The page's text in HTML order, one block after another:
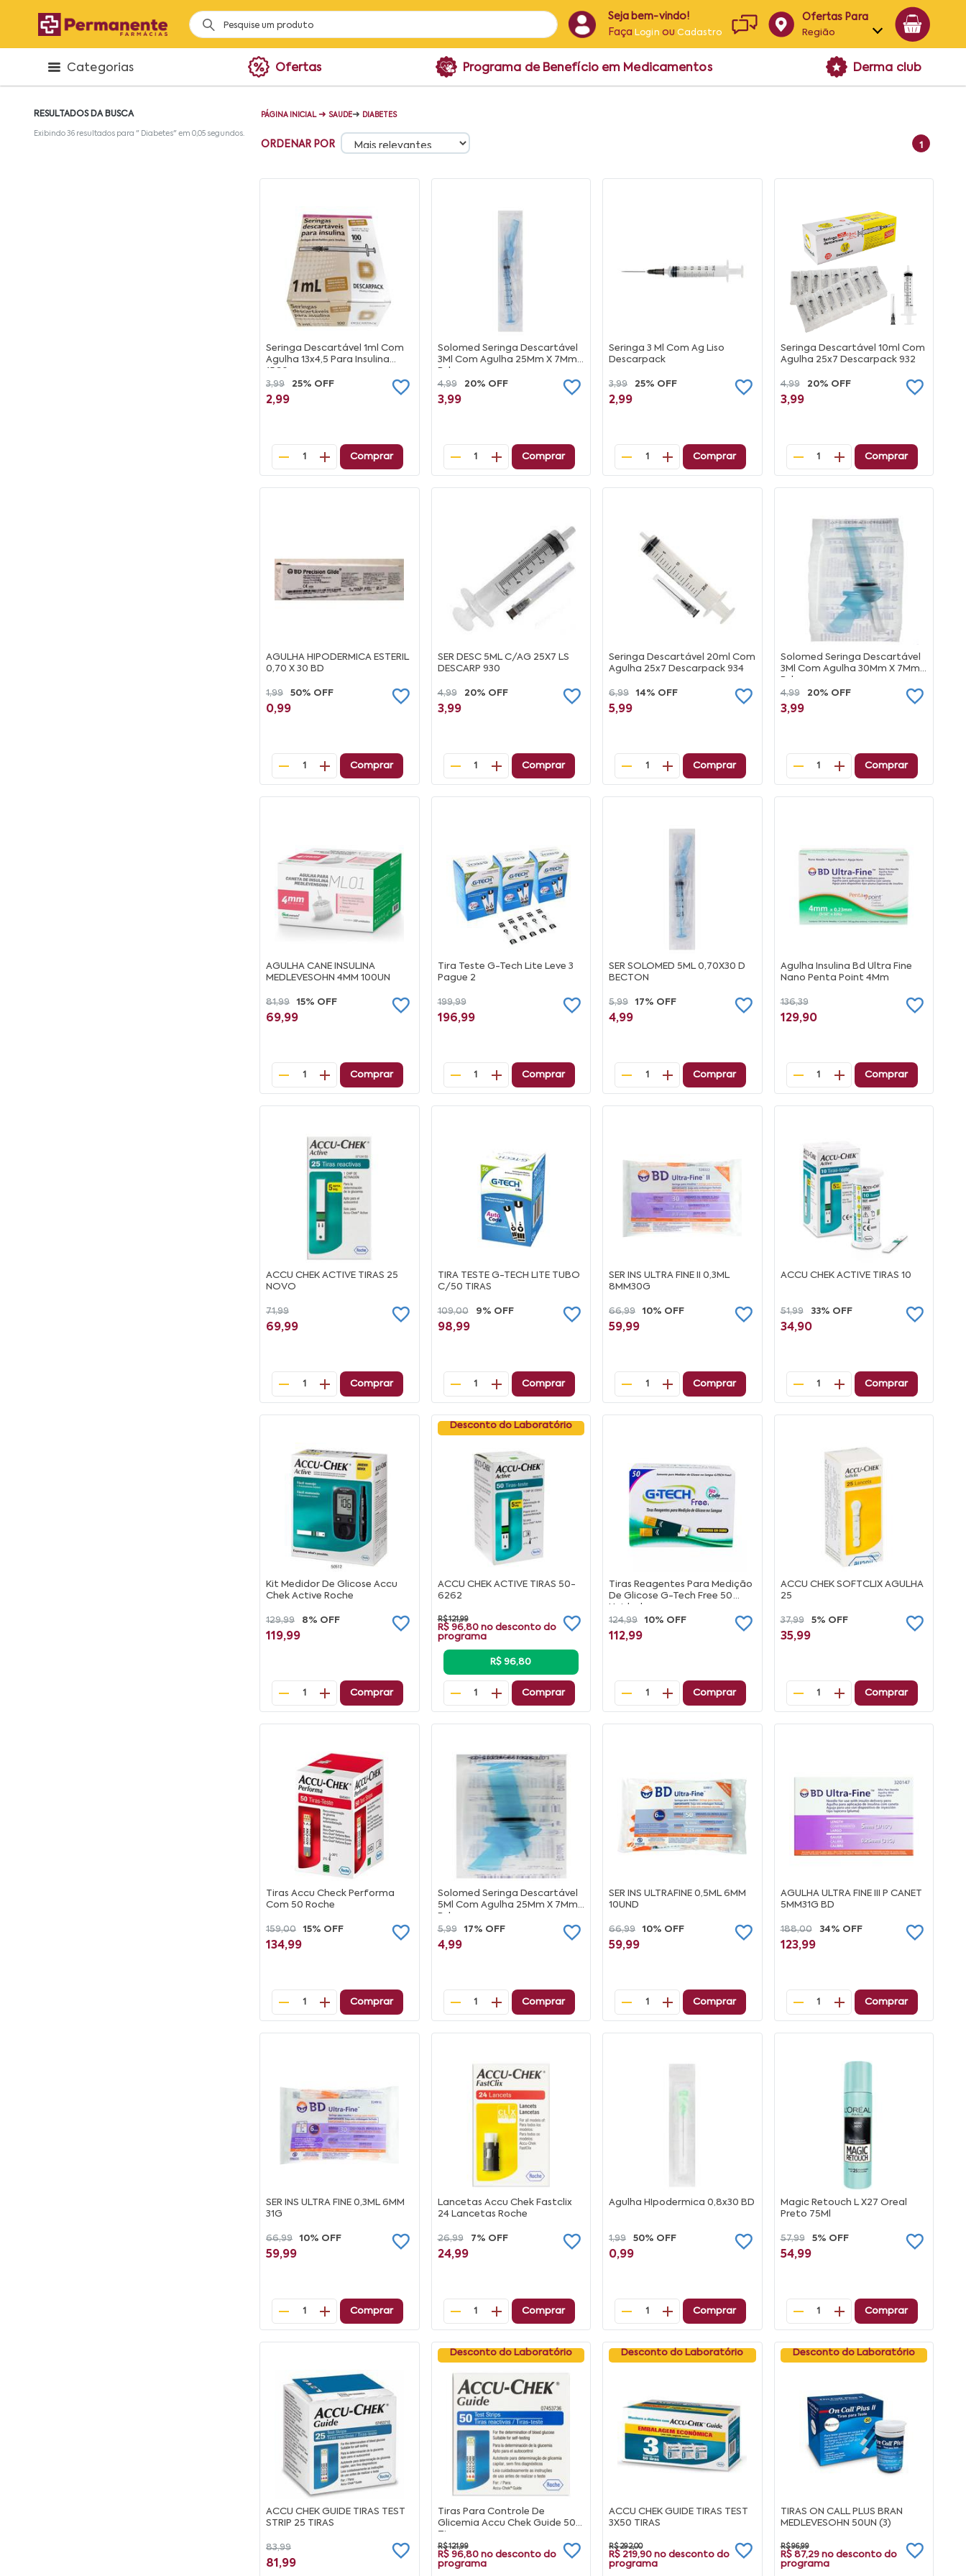
Seja bem-vindo!
Faça Login ouCadastro
Ofertas Para
Região
Alagoas
Categorias Ofertas Programa de Benefício em Medicamentos Derma club
RESULTADOS DA BUSCA
Exibindo 36 resultados para " Diabetes" em 0,05 segundos.
PÁGINA INICIAL ➜ SAUDE➜ DIABETES
ORDENAR POR 1
Seringa Descartável 1ml Com
Agulha 13x4,5 Para Insulina
1560
3,99
25% OFF
2,99
1 Comprar
Solomed Seringa Descartável
3Ml Com Agulha 25Mm X 7Mm
Bd
4,99
20% OFF
3,99
1 Comprar
Seringa 3 Ml Com Ag Liso
Descarpack
3,99 25% OFF
2,99
1 Comprar
Seringa Descartável 10ml Com
Agulha 25x7 Descarpack 932
4,99 20% OFF
3,99
1 Comprar
AGULHA HIPODERMICA ESTERIL
0,70 X 30 BD
1,99 50% OFF
0,99
1 Comprar
SER DESC 5ML C/AG 25X7 LS
DESCARP 930
4,99 20% OFF
3,99
1 Comprar
Seringa Descartável 20ml Com
Agulha 25x7 Descarpack 934
6,99 14% OFF
5,99
1 Comprar
Solomed Seringa Descartável
3Ml Com Agulha 30Mm X 7Mm
Bd
4,99
20% OFF
3,99
1 Comprar
AGULHA CANE INSULINA
MEDLEVESOHN 4MM 100UN
81,99 15% OFF
69,99
1 Comprar
Tira Teste G-Tech Lite Leve 3
Pague 2
199,99
196,99
1 Comprar
SER SOLOMED 5ML 0,70X30 D
BECTON
5,99 17% OFF
4,99
1 Comprar
Agulha Insulina Bd Ultra Fine
Nano Penta Point 4Mm
136,39
129,90
1 Comprar
ACCU CHEK ACTIVE TIRAS 25
NOVO
71,99
69,99
1 Comprar
TIRA TESTE G-TECH LITE TUBO
C/50 TIRAS
109,00 9% OFF
98,99
1 Comprar
SER INS ULTRA FINE II 0,3ML
8MM30G
66,99 10% OFF
59,99
1 Comprar
ACCU CHEK ACTIVE TIRAS 10
51,99 33% OFF
34,90
1 Comprar
Kit Medidor De Glicose Accu
Chek Active Roche
129,99 8% OFF
119,99
1 Comprar
Desconto do Laboratório
ACCU CHEK ACTIVE TIRAS 50-
6262
R$ 121,99
R$ 96,80 no desconto do
programa
R$ 96,80
1 Comprar
Tiras Reagentes Para Medição
De Glicose G-Tech Free 50
Unidades
124,99
10% OFF
112,99
1 Comprar
ACCU CHEK SOFTCLIX AGULHA
25
37,99 5% OFF
35,99
1 Comprar
Tiras Accu Check Performa
Com 50 Roche
159,00 15% OFF
134,99
1 Comprar
Solomed Seringa Descartável
5Ml Com Agulha 25Mm X 7Mm
Bd
5,99
17% OFF
4,99
1 Comprar
SER INS ULTRAFINE 0,5ML 6MM
10UND
66,99 10% OFF
59,99
1 Comprar
AGULHA ULTRA FINE III P CANET
5MM31G BD
188,00 34% OFF
123,99
1 Comprar
SER INS ULTRA FINE 0,3ML 6MM
31G
66,99 10% OFF
59,99
1 Comprar
Lancetas Accu Chek Fastclix
24 Lancetas Roche
26,99 7% OFF
24,99
1 Comprar
Agulha HIpodermica 0,8x30 BD
1,99 50% OFF
0,99
1 Comprar
Magic Retouch L X27 Oreal
Preto 75Ml
57,99 5% OFF
54,99
1 Comprar
ACCU CHEK GUIDE TIRAS TEST
STRIP 25 TIRAS
83,99
81,99
Desconto do Laboratório
Tiras Para Controle De
Glicemia Accu Chek Guide 50
Tiras
R$ 121,99
R$ 96,80 no desconto do
programa
Desconto do Laboratório
ACCU CHEK GUIDE TIRAS TEST
3X50 TIRAS
R$ 292,00
R$ 219,90 no desconto do
programa
Desconto do Laboratório
TIRAS ON CALL PLUS BRAN
MEDLEVESOHN 50UN (3)
R$ 96,99
R$ 87,29 no desconto do
programa